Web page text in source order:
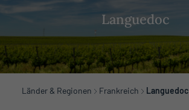
Languedoc
Länder & Regionen Frankreich Languedoc